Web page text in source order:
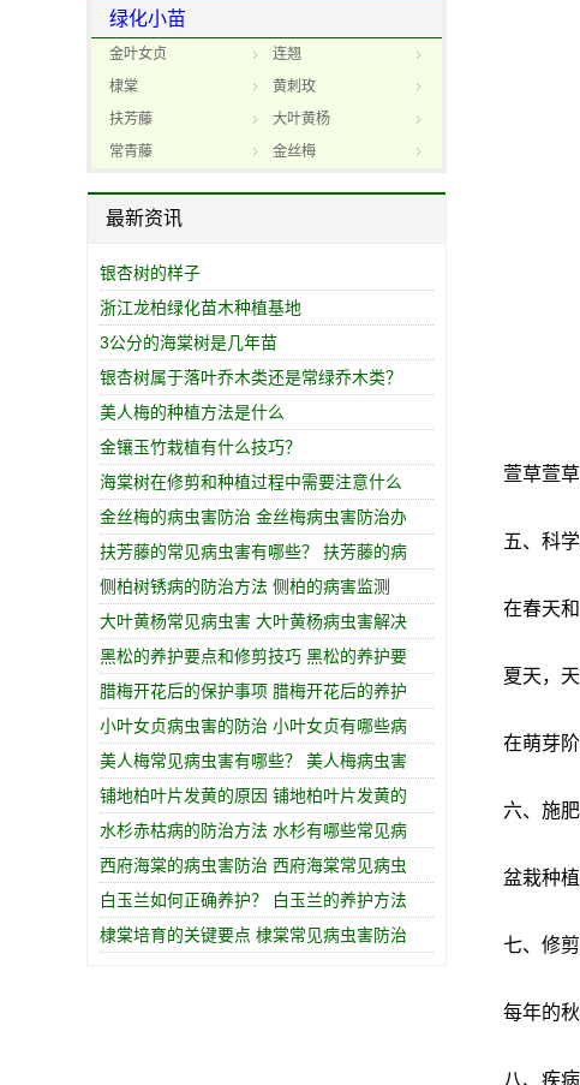
绿化小苗
金叶女贞
连翘
棣棠
黄刺玫
扶芳藤
大叶黄杨
常青藤
金丝梅
最新资讯
银杏树的样子
浙江龙柏绿化苗木种植基地
3公分的海棠树是几年苗
银杏树属于落叶乔木类还是常绿乔木类？
美人梅的种植方法是什么
金镶玉竹栽植有什么技巧？
海棠树在修剪和种植过程中需要注意什么
金丝梅的病虫害防治 金丝梅病虫害防治办
扶芳藤的常见病虫害有哪些？ 扶芳藤的病
侧柏树锈病的防治方法 侧柏的病害监测
大叶黄杨常见病虫害 大叶黄杨病虫害解决
黑松的养护要点和修剪技巧 黑松的养护要
腊梅开花后的保护事项 腊梅开花后的养护
小叶女贞病虫害的防治 小叶女贞有哪些病
美人梅常见病虫害有哪些？ 美人梅病虫害
铺地柏叶片发黄的原因 铺地柏叶片发黄的
水杉赤枯病的防治方法 水杉有哪些常见病
西府海棠的病虫害防治 西府海棠常见病虫
白玉兰如何正确养护？ 白玉兰的养护方法
棣棠培育的关键要点 棣棠常见病虫害防治
萱草萱草喜
五、科学
在春天和秋
夏天，天气
在萌芽阶段
六、施肥
盆栽种植萱
七、修剪
每年的秋末
八、疾病